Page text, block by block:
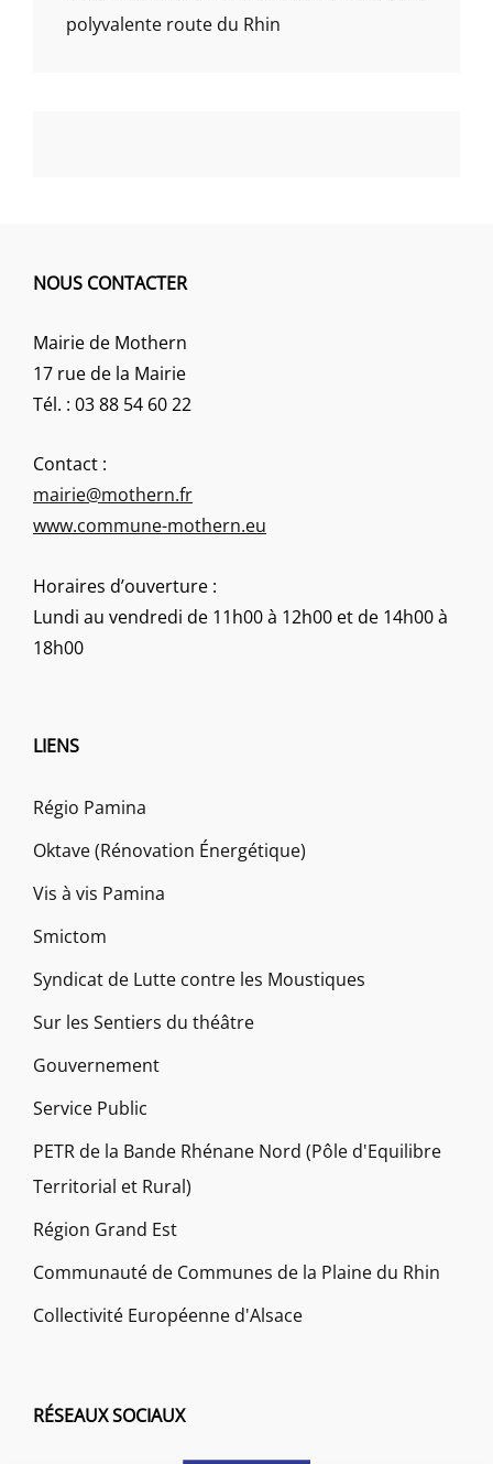
polyvalente route du Rhin
NOUS CONTACTER
Mairie de Mothern
17 rue de la Mairie
Tél. : 03 88 54 60 22
Contact :
mairie@mothern.fr
www.commune-mothern.eu
Horaires d’ouverture :
Lundi au vendredi de 11h00 à 12h00 et de 14h00 à
18h00
LIENS
Régio Pamina
Oktave (Rénovation Énergétique)
Vis à vis Pamina
Smictom
Syndicat de Lutte contre les Moustiques
Sur les Sentiers du théâtre
Gouvernement
Service Public
PETR de la Bande Rhénane Nord (Pôle d'Equilibre
Territorial et Rural)
Région Grand Est
Communauté de Communes de la Plaine du Rhin
Collectivité Européenne d'Alsace
RÉSEAUX SOCIAUX